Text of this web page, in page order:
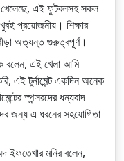
এই ফুটবলসহ সকল
খুবই প্রয়োজনীয়। শিক্ষার
অত্যন্ত গুরুত্বপূর্ণ।
বলেন, এই খেলা আমি
এই টুর্নামেন্ট একদিন অনেক
স্পন্সরদের ধন্যবাদ
জন্য এ ধরনের সহযোগিতা
ইফতেখার মনির বলেন,